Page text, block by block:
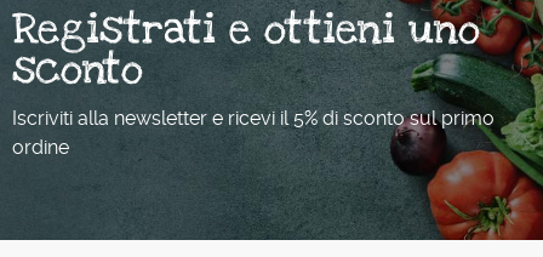
Registrati e ottieni uno
sconto
Iscriviti alla newsletter e ricevi il 5% di sconto sul primo
ordine